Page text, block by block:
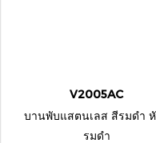
V2005AC
บานพับแสตนเลส สีรมดำ
รมดำ